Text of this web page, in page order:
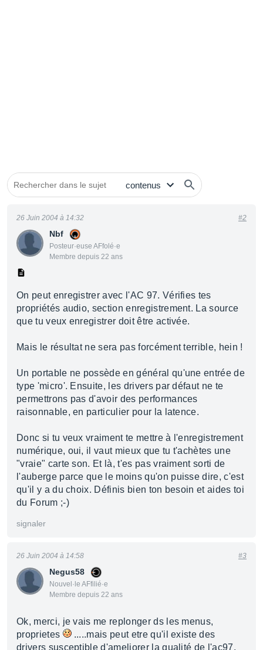
Nbf
Posteur·euse AFfolé·e
Membre depuis 22 ans
26 Juin 2004 à 14:32 #2
On peut enregistrer avec l'AC 97. Vérifies tes
propriétés audio, section enregistrement. La source
que tu veux enregistrer doit être activée.
Mais le résultat ne sera pas forcément terrible, hein !
Un portable ne possède en général qu'une entrée de
type 'micro'. Ensuite, les drivers par défaut ne te
permettrons pas d'avoir des performances
raisonnable, en particulier pour la latence.
Donc si tu veux vraiment te mettre à l'enregistrement
numérique, oui, il vaut mieux que tu t'achètes une
"vraie" carte son. Et là, t'es pas vraiment sorti de
l'auberge parce que le moins qu'on puisse dire, c'est
qu'il y a du choix. Définis bien ton besoin et aides toi
du Forum ;-)
signaler
Negus58
Nouvel·le AFfilié·e
Membre depuis 22 ans
26 Juin 2004 à 14:58 #3
Ok, merci, je vais me replonger ds les menus,
proprietes
.....mais peut etre qu'il existe des
drivers susceptible d'ameliorer la qualité de l'ac97,